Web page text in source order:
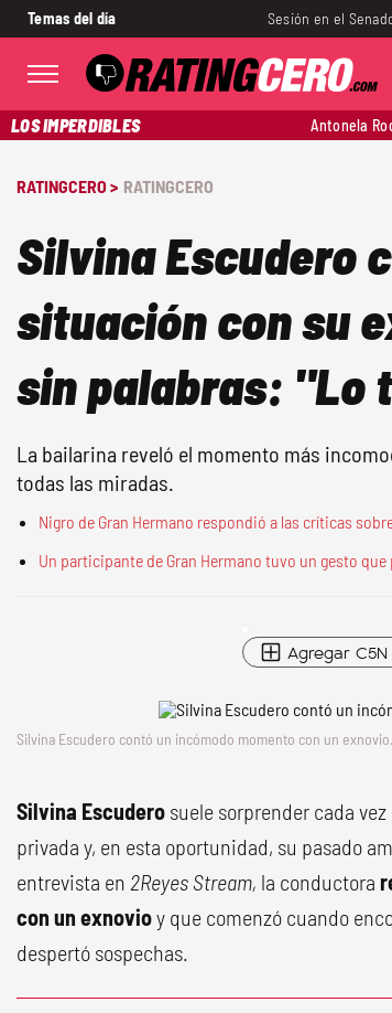
Temas del día Sesión en el
LOS IMPERDIBLES Antonela
RATINGCERO > RATINGCERO
Silvina Escudero
situación con su
sin palabras: "Lo
La bailarina reveló el momento más
todas las miradas.
Nigro de Gran Hermano respondió a las críticas
Un participante de Gran Hermano tuvo un gesto
Agregar
Silvina Escudero contó un incómodo momento con un exnovio.
Silvina Escudero suele sorprender cada
privada y, en esta oportunidad, su pasado
entrevista en 2Reyes Stream, la conductora
con un exnovioy que comenzó cuando
despertó sospechas.